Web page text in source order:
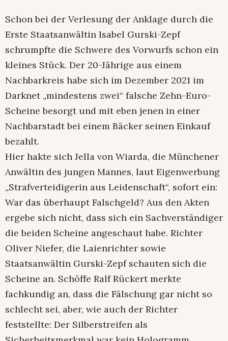
Schon bei der Verlesung der Anklage durch die
Erste Staatsanwältin Isabel Gurski-Zepf
schrumpfte die Schwere des Vorwurfs schon ein
kleines Stück. Der 20-Jährige aus einem
Nachbarkreis habe sich im Dezember 2021 im
Darknet „mindestens zwei“ falsche Zehn-Euro-
Scheine besorgt und mit eben jenen in einer
Nachbarstadt bei einem Bäcker seinen Einkauf
bezahlt.
Hier hakte sich Jella von Wiarda, die Münchener
Anwältin des jungen Mannes, laut Eigenwerbung
„Strafverteidigerin aus Leidenschaft“, sofort ein:
War das überhaupt Falschgeld? Aus den Akten
ergebe sich nicht, dass sich ein Sachverständiger
die beiden Scheine angeschaut habe. Richter
Oliver Niefer, die Laienrichter sowie
Staatsanwältin Gurski-Zepf schauten sich die
Scheine an. Schöffe Ralf Rückert merkte
fachkundig an, dass die Fälschung gar nicht so
schlecht sei, aber, wie auch der Richter
feststellte: Der Silberstreifen als